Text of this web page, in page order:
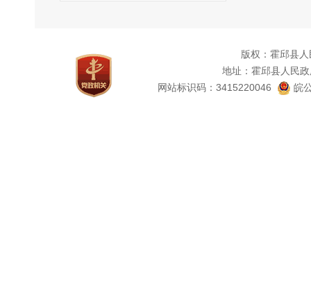
版权：霍邱县
地址：霍邱县人民
网站标识码：3415220046
皖